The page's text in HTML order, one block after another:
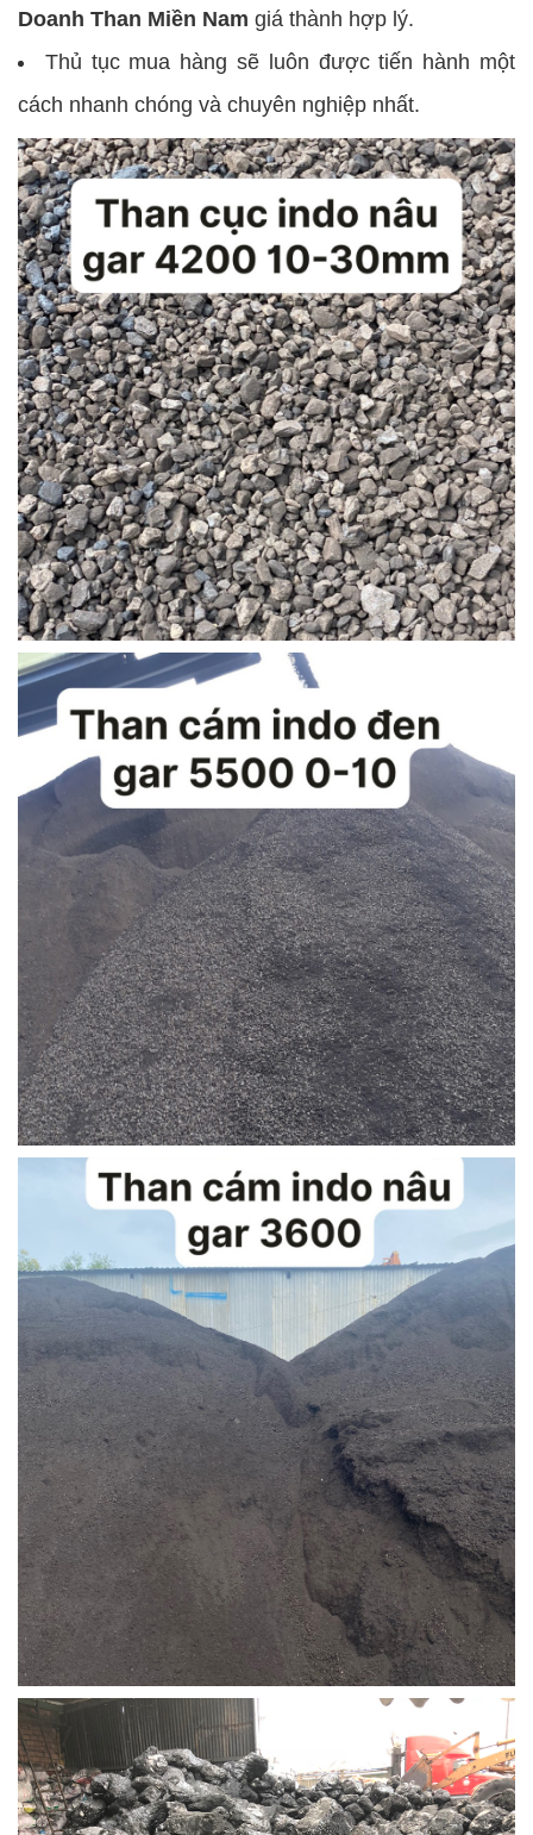
Doanh Than Miền Nam giá thành hợp lý.
Thủ tục mua hàng sẽ luôn được tiến hành một
cách nhanh chóng và chuyên nghiệp nhất.